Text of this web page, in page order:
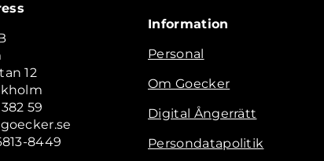
12
59
8449
Information
Personal
Om Goecker
Digital Ångerrätt
Persondatapolitik